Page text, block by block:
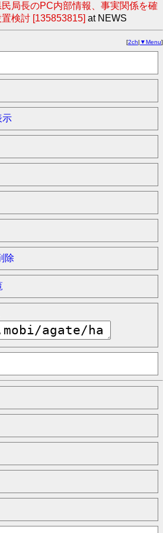
局長のPC内部情報、事実関係を確
検討 [135853815] at NEWS
[2ch| ▼Menu]
示
除